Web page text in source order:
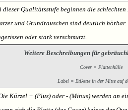
dieser Qualitätsstufe beginnen die
und Grundrauschen sind deutlich
oder stark verschmutzt.
Weitere Beschreibungen für
Cover = Plattenhülle
Label = Etikette in der Mitte auf
Kürzel + (Plus) oder - (Minus) werden an